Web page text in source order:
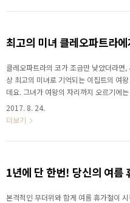
최고의 미녀 클레오파트라
클레오파트라의 코가 조금만 낮았더라
상 최고의 미녀로 기억되는 이집트의 여
데요. 그녀가 여왕의 자리까지 오르기에
살, 동생과 함께 이집트를 공동 통치하며
못 가 동생과의 권력싸움에서 밀려 여기
확인해보세요. 클레오파트라 7세 연관키
2017. 8. 24.
더보기
1년에 단 한번! 당신의 여름
본격적인 무더위와 함게 여름 휴가철이